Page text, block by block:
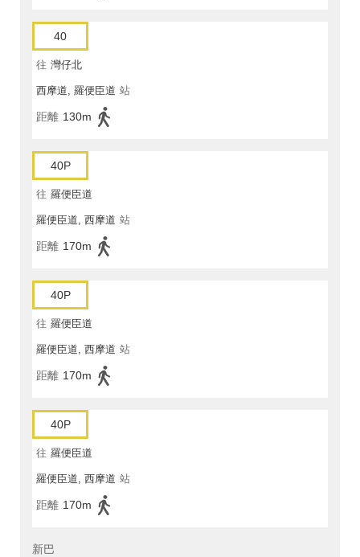
40
往 灣仔北
西摩道, 羅便臣道 站
距離 130m
40P
往 羅便臣道
羅便臣道, 西摩道 站
距離 170m
40P
往 羅便臣道
羅便臣道, 西摩道 站
距離 170m
40P
往 羅便臣道
羅便臣道, 西摩道 站
距離 170m
新巴